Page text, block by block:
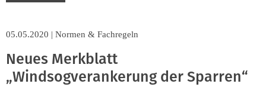
05.05.2020 | Normen & Fachregeln
Neues Merkblatt
„Windsogverankerung der Sparren“